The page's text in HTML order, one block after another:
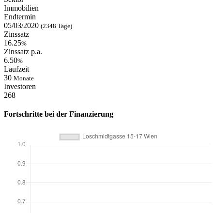
Immobilien
Endtermin
05/03/2020 (2348 Tage)
Zinssatz
16.25%
Zinssatz p.a.
6.50%
Laufzeit
30 Monate
Investoren
268
Fortschritte bei der Finanzierung